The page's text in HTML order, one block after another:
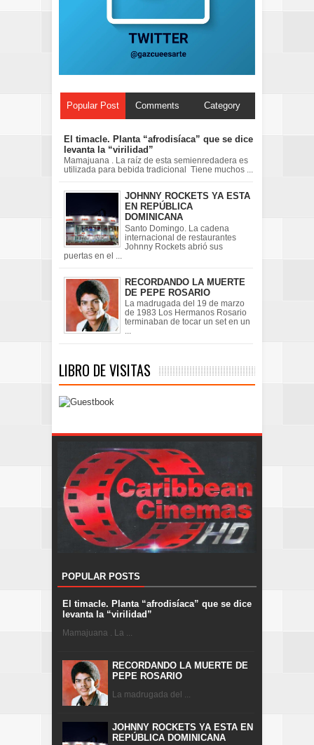
Popular Post Comments Category
El timacle. Planta “afrodisíaca” que se dice
levanta la “virilidad”
Mamajuana . La raíz de esta semienredadera es
utilizada para bebida tradicional Tiene muchos ...
JOHNNY ROCKETS YA ESTA
EN REPÚBLICA
DOMINICANA
Santo Domingo. La cadena
internacional de restaurantes
Johnny Rockets abrió sus
puertas en el ...
RECORDANDO LA MUERTE
DE PEPE ROSARIO
La madrugada del 19 de marzo
de 1983 Los Hermanos Rosario
terminaban de tocar un set en un
...
LIBRO DE VISITAS
POPULAR POSTS
El timacle. Planta “afrodisíaca” que se dice
levanta la “virilidad”
Mamajuana . La ...
RECORDANDO LA MUERTE DE
PEPE ROSARIO
La madrugada del ...
JOHNNY ROCKETS YA ESTA EN
REPÚBLICA DOMINICANA